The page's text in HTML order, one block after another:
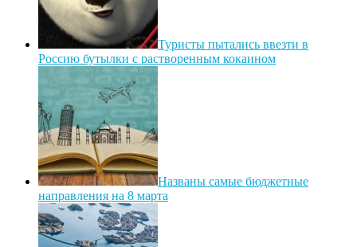
Туристы пытались ввезти в
Россию бутылки с растворенным кокаином
Названы самые бюджетные
направления на 8 марта